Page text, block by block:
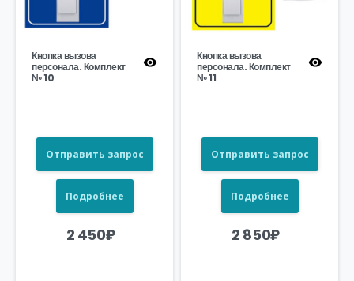
Кнопка вызова
персонала. Комплект
№ 10
Отправить запрос
Подробнее
2 450₽
Кнопка вызова
персонала. Комплект
№ 11
Отправить запрос
Подробнее
2 850₽